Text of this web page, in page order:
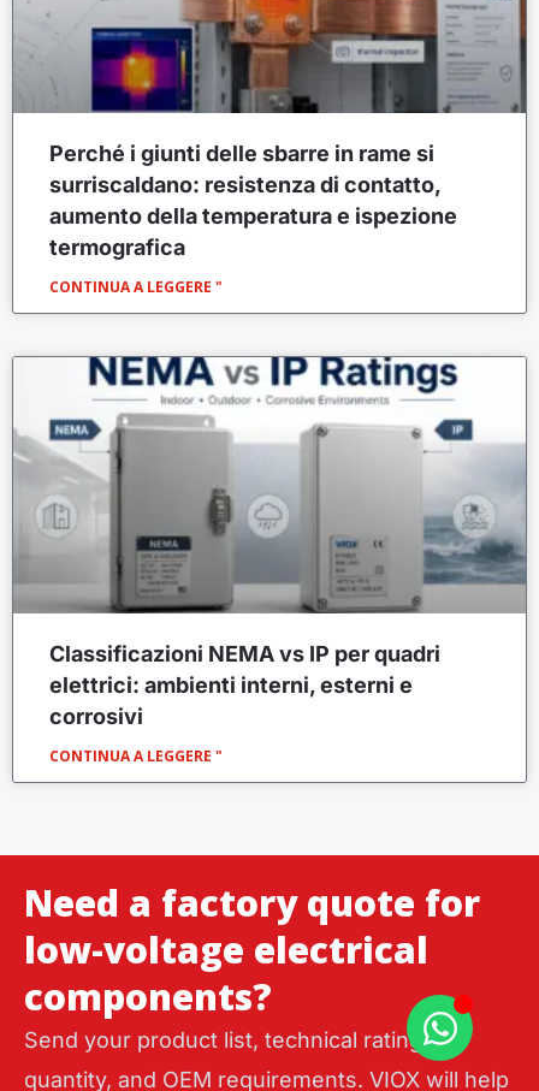
Perché i giunti delle sbarre in rame si
surriscaldano: resistenza di contatto,
aumento della temperatura e ispezione
termografica
CONTINUA A LEGGERE "
Classificazioni NEMA vs IP per quadri
elettrici: ambienti interni, esterni e
corrosivi
CONTINUA A LEGGERE "
Need a factory quote for
low-voltage electrical
components?
Send your product list, technical ratings,
quantity, and OEM requirements. VIOX will help